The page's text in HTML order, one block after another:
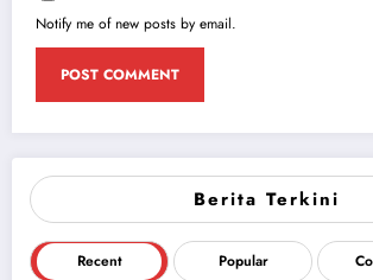
Berita Terkini
Recent Popular
Notify me of new posts by email.